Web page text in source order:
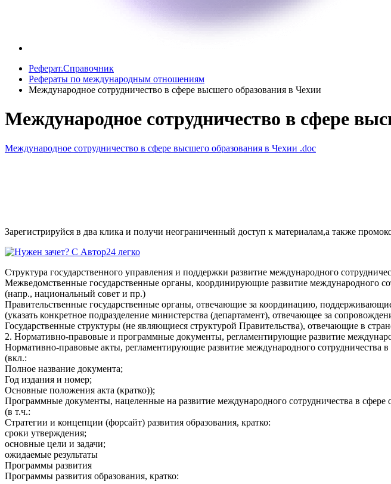
Реферат.Справочник
Рефераты по международным отношениям
Международное сотрудничество в сфере высшего образования в Чехии
Международное сотрудничество в сфере
Международное сотрудничество в сфере высшего образования в Чехии .doc
Зарегистрируйся в два клика и получи неограниченный доступ к материалам,а также
Структура государственного управления и поддержки развитие международного
Межведомственные государственные органы, координирующие развитие международного
(напр., национальный совет и пр.)
Правительственные государственные органы, отвечающие за координацию,
(указать конкретное подразделение министерства (департамент), отвечающее за
Государственные структуры (не являющиеся структурой Правительства), отвечающие в
2. Нормативно-правовые и программные документы, регламентирующие развитие
Нормативно-правовые акты, регламентирующие развитие международного сотрудничества в
(вкл.:
Полное название документа;
Год издания и номер;
Основные положения акта (кратко));
Программные документы, нацеленные на развитие международного сотрудничества в сфере
(в т.ч.:
Стратегии и концепции (форсайт) развития образования, кратко:
сроки утверждения;
основные цели и задачи;
ожидаемые результаты
Программы развития
Программы развития образования, кратко: